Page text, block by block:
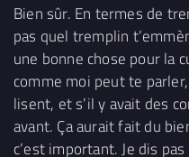
Bien sûr. En termes de
pas quel tremplin
une bonne chose pour la
comme moi peut te
lisent, et s’il y avait des
avant. Ça aurait fait du
c’est important. Je dis